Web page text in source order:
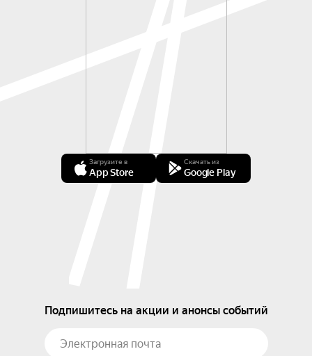
Загрузите в
App Store
Скачать из
Google Play
Подпишитесь на акции и анонсы событий